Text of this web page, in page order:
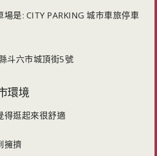
是: CITY PARKING 城市車旅停車
斗六市城頂街5號
環境
得逛起來很舒適
擁擠